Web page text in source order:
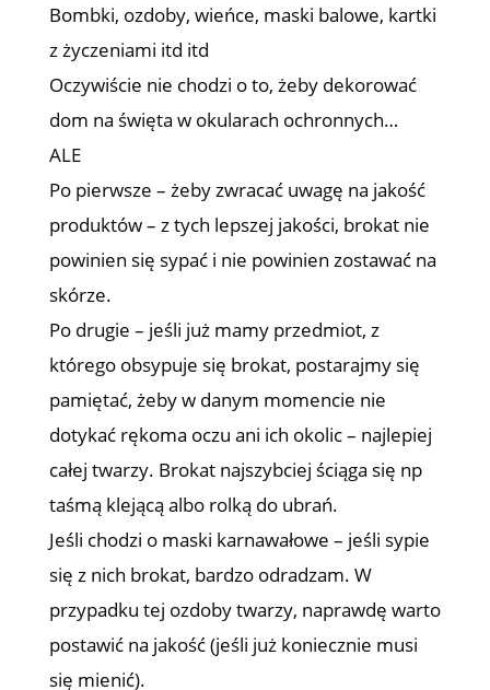
Bombki, ozdoby, wieńce, maski balowe, kartki
z życzeniami itd itd
Oczywiście nie chodzi o to, żeby dekorować
dom na święta w okularach ochronnych…
ALE
Po pierwsze – żeby zwracać uwagę na jakość
produktów – z tych lepszej jakości, brokat nie
powinien się sypać i nie powinien zostawać na
skórze.
Po drugie – jeśli już mamy przedmiot, z
którego obsypuje się brokat, postarajmy się
pamiętać, żeby w danym momencie nie
dotykać rękoma oczu ani ich okolic – najlepiej
całej twarzy. Brokat najszybciej ściąga się np
taśmą klejącą albo rolką do ubrań.
Jeśli chodzi o maski karnawałowe – jeśli sypie
się z nich brokat, bardzo odradzam. W
przypadku tej ozdoby twarzy, naprawdę warto
postawić na jakość (jeśli już koniecznie musi
się mienić).